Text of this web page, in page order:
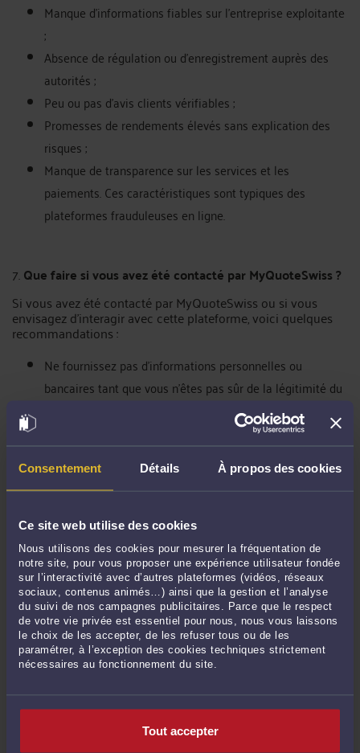
Consentement Détails À propos des cookies
Ce site web utilise des cookies
Nous utilisons des cookies pour mesurer la fréquentation de
notre site, pour vous proposer une expérience utilisateur fondée
sur l’interactivité avec d’autres plateformes (vidéos, réseaux
sociaux, contenus animés…) ainsi que la gestion et l’analyse
du suivi de nos campagnes publicitaires. Parce que le respect
de votre vie privée est essentiel pour nous, nous vous laissons
le choix de les accepter, de les refuser tous ou de les
paramétrer, à l’exception des cookies techniques strictement
nécessaires au fonctionnement du site.
Tout accepter
Manque d’informations fiables sur l’entreprise exploitante
;
Absence de régulation ou d’enregistrement auprès des
autorités ;
Peu ou pas d’avis clients vérifiables ;
Promesses de rendements élevés sans explication des
risques ;
Manque de transparence sur les services et les
paiements. Ces caractéristiques sont typiques des
plateformes frauduleuses en ligne.
7.Que faire si vous avez été contacté par MyQuoteSwiss ?
Si vous avez été contacté par MyQuoteSwiss ou si vous
envisagez d’interagir avec cette plateforme, voici quelques
recommandations :
Ne fournissez pas d’informations personnelles ou
bancaires tant que vous n'êtes pas sûr de la légitimité du
Vérifiez les mentions légales et assurez-vous que
l’entreprise est enregistrée auprès des autorités
compétentes ;
spécialisés pour obtenir des retours authentiques ;
Ne réalisez aucun paiement avant d’avoir bien vérifié la
légitimité de la plateforme.
8.Que faire en cas de paiement suspect ?
Si vous avez effectué un paiement et suspectez une arnaque,
voici les démarches à suivre :
Contactez immédiatement votre banque pour signaler la
transaction et tenter de bloquer le paiement ;
Conservez toutes les preuves de votre transaction :